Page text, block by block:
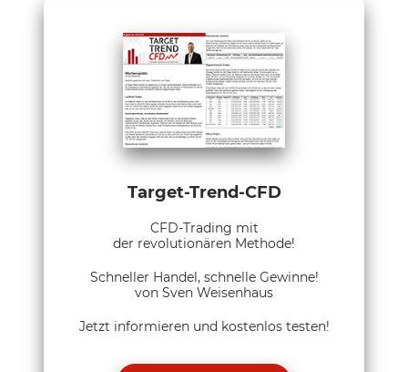
Target-Trend-CFD
CFD-Trading mit
der revolutionären Methode!
Schneller Handel, schnelle Gewinne!
von Sven Weisenhaus
Jetzt informieren und kostenlos testen!